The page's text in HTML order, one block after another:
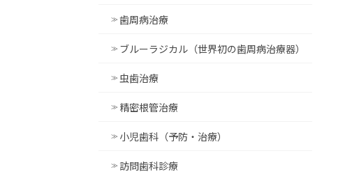
歯周病治療
ブルーラジカル（世界初の歯周病治療器）
虫歯治療
精密根管治療
小児歯科（予防・治療）
訪問歯科診療